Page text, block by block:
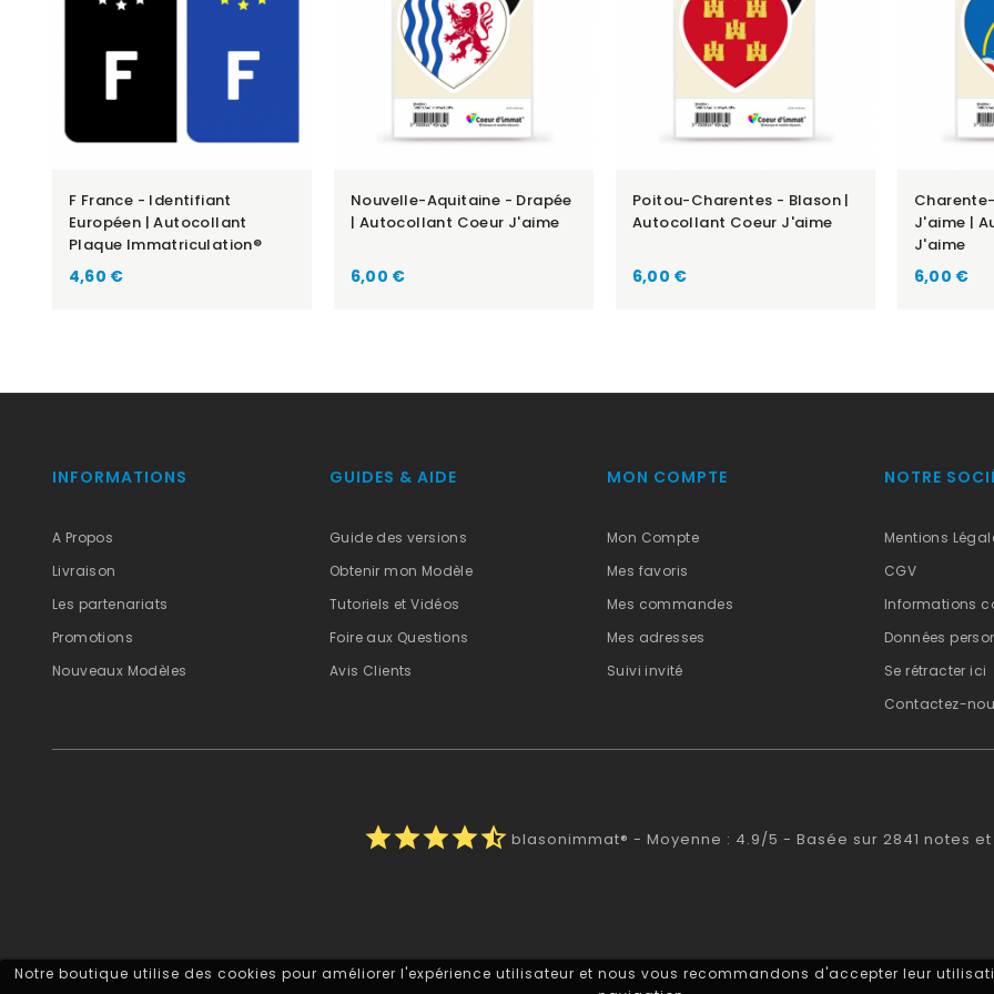
Notre boutique utilise des cookies pour améliorer l'expérience utilisateur et nous vous recommandons d'accepter leur
F France - Identifiant
Européen | Autocollant
Plaque Immatriculation®
Prix
4,60 €
Nouvelle-Aquitaine - Drapée
| Autocollant Coeur J'aime
Prix
6,00 €
Poitou-Charentes - Blason |
Autocollant Coeur J'aime
Prix
6,00 €
J'aime |
J'aime
Prix
6,00 €
INFORMATIONS
A Propos
Livraison
Les partenariats
Promotions
Nouveaux Modèles
GUIDES & AIDE
Guide des versions
Obtenir mon Modèle
Tutoriels et Vidéos
Foire aux Questions
Avis Clients
MON COMPTE
Mon Compte
Mes favoris
Mes commandes
Mes adresses
Suivi invité
NOTRE
Mentions
CGV
Informations
Données
Se rétracter ici
Contactez-
starstarstarstarstar_half blasonimmat® - Moyenne : 4.9/5 - Basée sur 2841 notes et